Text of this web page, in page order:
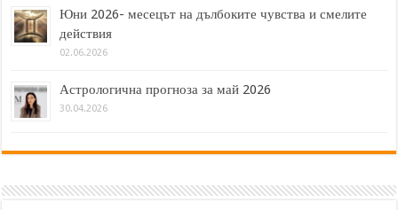
Юни 2026- месецът на дълбоките чувства и смелите
действия
02.06.2026
Астрологична прогноза за май 2026
30.04.2026